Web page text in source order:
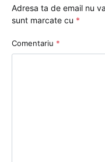
Adresa ta de email nu
sunt marcate cu *
Comentariu *